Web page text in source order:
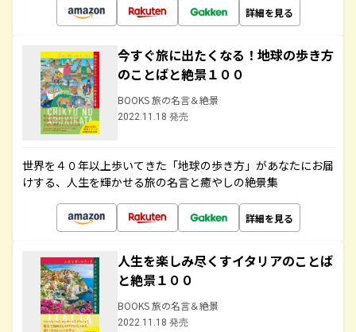
詳細を見る
今すぐ旅に出たくなる！地球の歩き方
のことばと絶景１００
BOOKS 旅の名言＆絶景
2022.11.18 発売
世界を４０年以上歩いてきた「地球の歩き方」があなたにお届
けする、人生を輝かせる旅の名言と癒やしの絶景集
詳細を見る
人生を楽しみ尽くすイタリアのことば
と絶景１００
BOOKS 旅の名言＆絶景
2022.11.18 発売